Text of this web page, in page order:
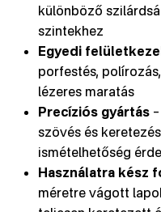
különböző
szintekhez
Egyedi
porfestés,
lézeres maratás
Precíziós gyártás
szövés és
ismételhetőség
Használatra kész
méretre vágott